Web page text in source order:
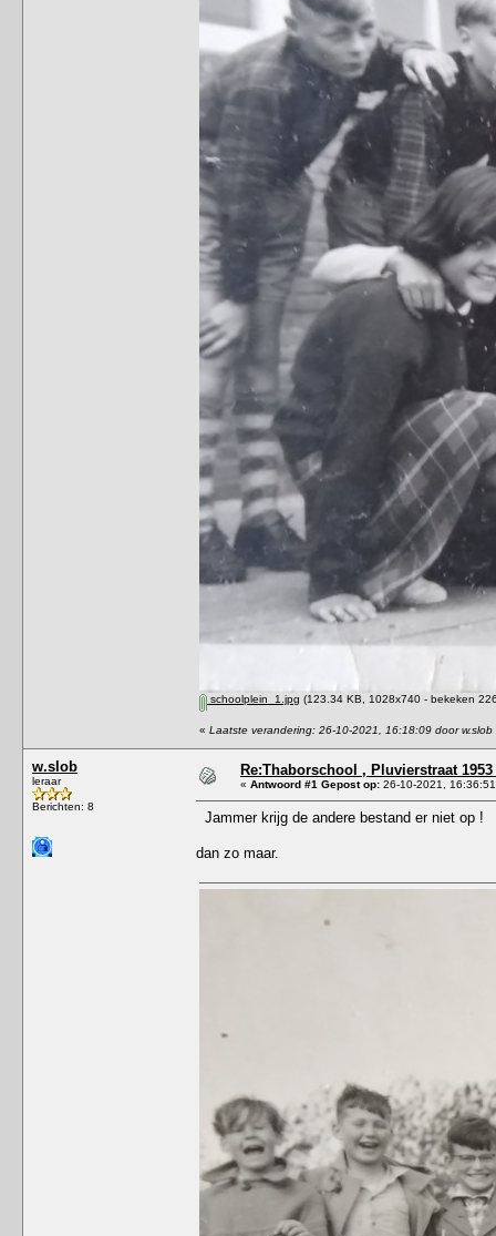
schoolplein_1.jpg (123.34 KB, 1028x740 - bekeken
« Laatste verandering: 26-10-2021, 16:18:09 door w.slob
w.slob
leraar
Berichten: 8
Re:Thaborschool , Pluvierstraat
« Antwoord #1 Gepost op: 26-10-2021,
Jammer krijg de andere bestand er niet op !
dan zo maar.